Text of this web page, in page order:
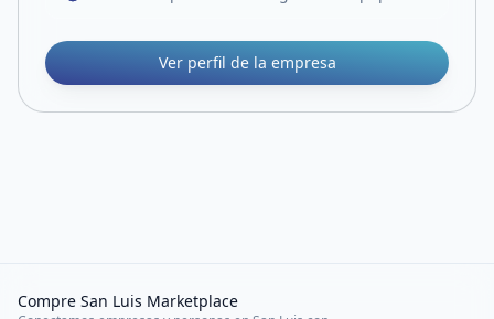
Ver perfil de la empresa
Compre San Luis Marketplace